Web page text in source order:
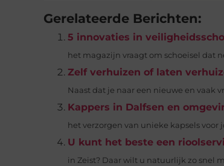
Gerelateerde Berichten:
5 innovaties in
het magazijn vraagt om schoeisel dat
Zelf verhuizen of laten
Naast dat je naar een nieuwe en vaak
Kappers in Dalfsen en
het verzorgen van unieke kapsels voor
U kunt het beste een
in Zeist? Daar wilt u natuurlijk zo snel